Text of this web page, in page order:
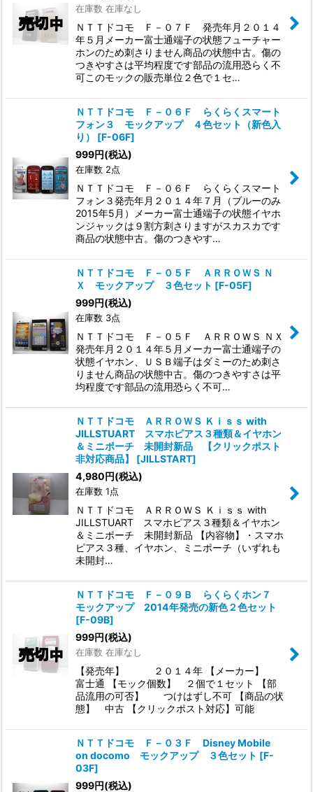
在庫数 在庫なし
ＮＴＴドコモ Ｆ－０７Ｆ 発売年月２０１４
年５月メーカー富士通端子の状態フューチャー
ホンのため刺さりません商品の状態中古。傷の
つきやすさは平均程度です部品の流用恐らく不
可このモックの販売単位２色で１セ…
ＮＴＴドコモ Ｆ－０６Ｆ らくらくスマート
フォン３ モックアップ ４色セット（新色入
り）
[F-06F]
999円(税込)
在庫数 2点
ＮＴＴドコモ Ｆ－０６Ｆ らくらくスマート
フォン３発売年月２０１４年７月（ブルーのみ
2015年5月）メーカー富士通端子の状態イヤホ
ンジャックは９割方刺さりますがスカスカです
商品の状態中古。傷のつきやす…
ＮＴＴドコモ Ｆ－０５Ｆ ＡＲＲＯＷＳ Ｎ
Ｘ モックアップ ３色セット [F-05F]
999円(税込)
在庫数 3点
ＮＴＴドコモ Ｆ－０５Ｆ ＡＲＲＯＷＳ ＮＸ
発売年月２０１４年５月メーカー富士通端子の
状態イヤホン、ＵＳＢ端子はダミーのため刺さ
りません商品の状態中古。傷のつきやすさは平
均程度です部品の流用恐らく不可…
ＮＴＴドコモ ＡＲＲＯＷＳ Ｋｉｓｓ with
JILLSTUART スマホピアス３種類＆イヤホン
＆ミニポーチ 未開封新品 【クリックポスト
非対応商品】
[JILLSTART]
4,980円(税込)
在庫数 1点
ＮＴＴドコモ ＡＲＲＯＷＳ Ｋｉｓｓ with
JILLSTUART スマホピアス３種類＆イヤホン
＆ミニポーチ 未開封新品 【内容物】・スマホ
ピアス３種、イヤホン、ミニポーチ（いずれも
未開封…
ＮＴＴドコモ Ｆ－０９Ｂ らくらくホン７
モックアップ 2014年発売の新色２色セット
[F-09B]
999円(税込)
在庫数 在庫なし
【発売年】 ２０１４年 【メーカー】
富士通 【モック個数】 ２個で１セット 【部
品流用の可否】 つけはずし不可 【商品の状
態】 中古 【クリックポスト対応】可能
ＮＴＴドコモ Ｆ－０３Ｆ Disney Mobile
on docomo モックアップ ３色セット [F-
03F]
999円(税込)